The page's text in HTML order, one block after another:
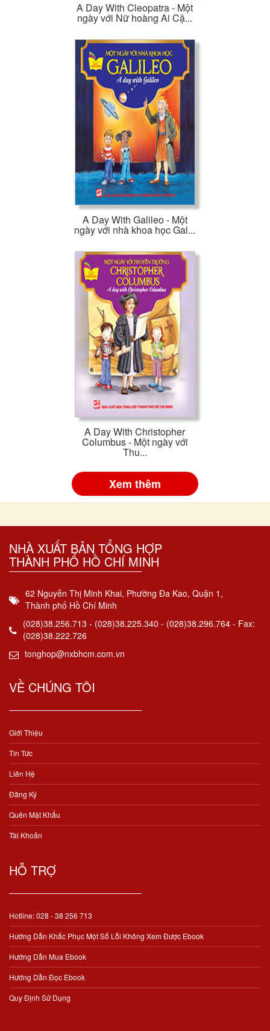
A Day With Cleopatra - Một
ngày với Nữ hoàng Ai Cậ...
A Day With Galileo - Một
ngày với nhà khoa học Gal...
A Day With Christopher
Columbus - Một ngày với
Thu...
Xem thêm
NHÀ XUẤT BẢN TỔNG HỢP
THÀNH PHỐ HỒ CHÍ MINH
62 Nguyễn Thị Minh Khai, Phường Đa Kao, Quận 1,
Thành phố Hồ Chí Minh
(028)38.256.713 - (028)38.225.340 - (028)38.296.764 - Fax:
(028)38.222.726
tonghop@nxbhcm.com.vn
VỀ CHÚNG TÔI
Giới Thiệu
Tin Tức
Liên Hệ
Đăng Ký
Quên Mật Khẩu
Tài Khoản
HỖ TRỢ
Hotline: 028 - 38 256 713
Hướng Dẫn Khắc Phục Một Số Lỗi Không Xem Được Ebook
Hướng Dẫn Mua Ebook
Hướng Dẫn Đọc Ebook
Quy Định Sử Dụng